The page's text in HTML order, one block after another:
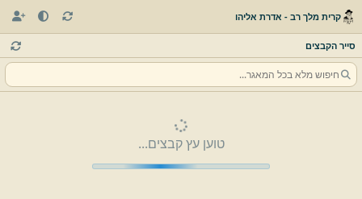
קרית מלך רב - אדרת אליהו
סייר הקבצים
טוען עץ קבצים...